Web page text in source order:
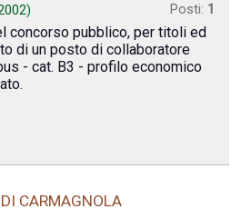
) Posti: 1
concorso pubblico, per titoli ed
di un posto di collaboratore
- cat. B3 - profilo economico
CARMAGNOLA